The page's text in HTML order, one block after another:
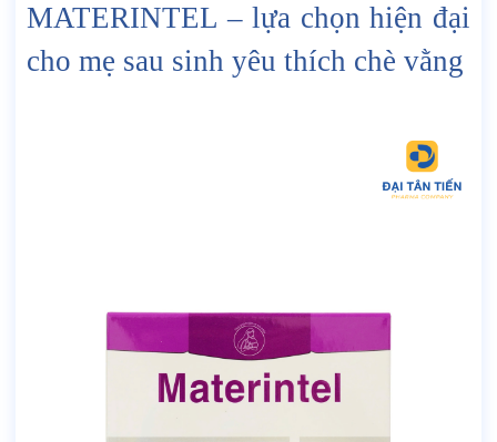
MATERINTEL – lựa chọn hiện đại
cho mẹ sau sinh yêu thích chè vằng